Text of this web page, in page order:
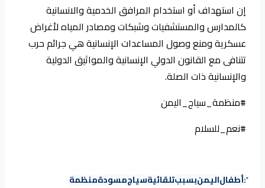
إن استهداف أو استخدام المرافق الخدمية والانسانية
كالمدارس والمستشفيات وشبكات ومصادر المياه لأغراض
عسكرية ومنع وصول المساعدات الإنسانية هي جرائم حرب
تتنافى مع القانون الدولي الإنسانية والمواثيق الدولية
والإنسانية ذات الصلة.
#منظمة_سياج_اليمن
#نعم_للسلام
:أطفالاليمنبسببتلقائيةسياجمسودةمنظمة